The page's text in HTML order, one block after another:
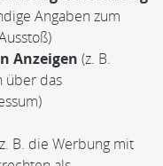
Angaben zum
Anzeigen (z. B.
über das
B. die Werbung mit